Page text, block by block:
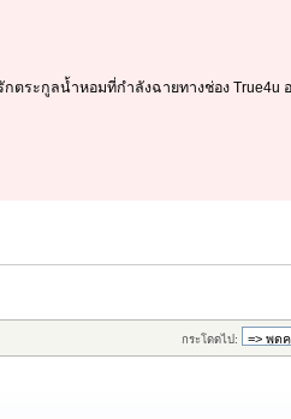
ระกูลน้ำหอมที่กำลังฉายทางช่อง True4u
กระโดดไป: